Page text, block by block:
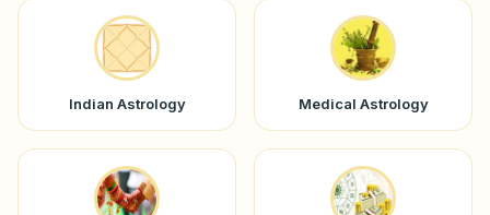
Indian Astrology Medical Astrology